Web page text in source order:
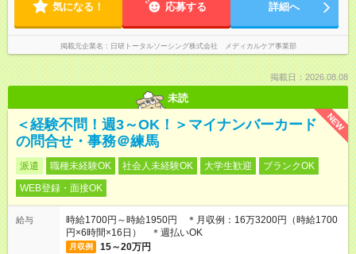
気になる！ 応募する 詳細へ
掲載元企業名 日研トータルソーシング株式会社 メディカルケア事業部
掲載日：2026.08.08
未読
NEW
＜経験不問！週3～OK！＞マイナンバーカード
の問合せ・事務＠練馬
派遣 職種未経験OK 社会人未経験OK 大学生歓迎
ブランクOK
WEB登録・面接OK
給与
時給1700円～時給1950円 ＊月収例：16万3200円（時給1700
円×6時間×16日） ＊週払いOK
月収例 15～20万円